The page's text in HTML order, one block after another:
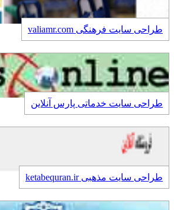
طراحی سایت فرهنگی valiamr.com
طراحی سایت خدماتی پارس آنلاین
طراحی سایت مذهبی ketabequran.ir